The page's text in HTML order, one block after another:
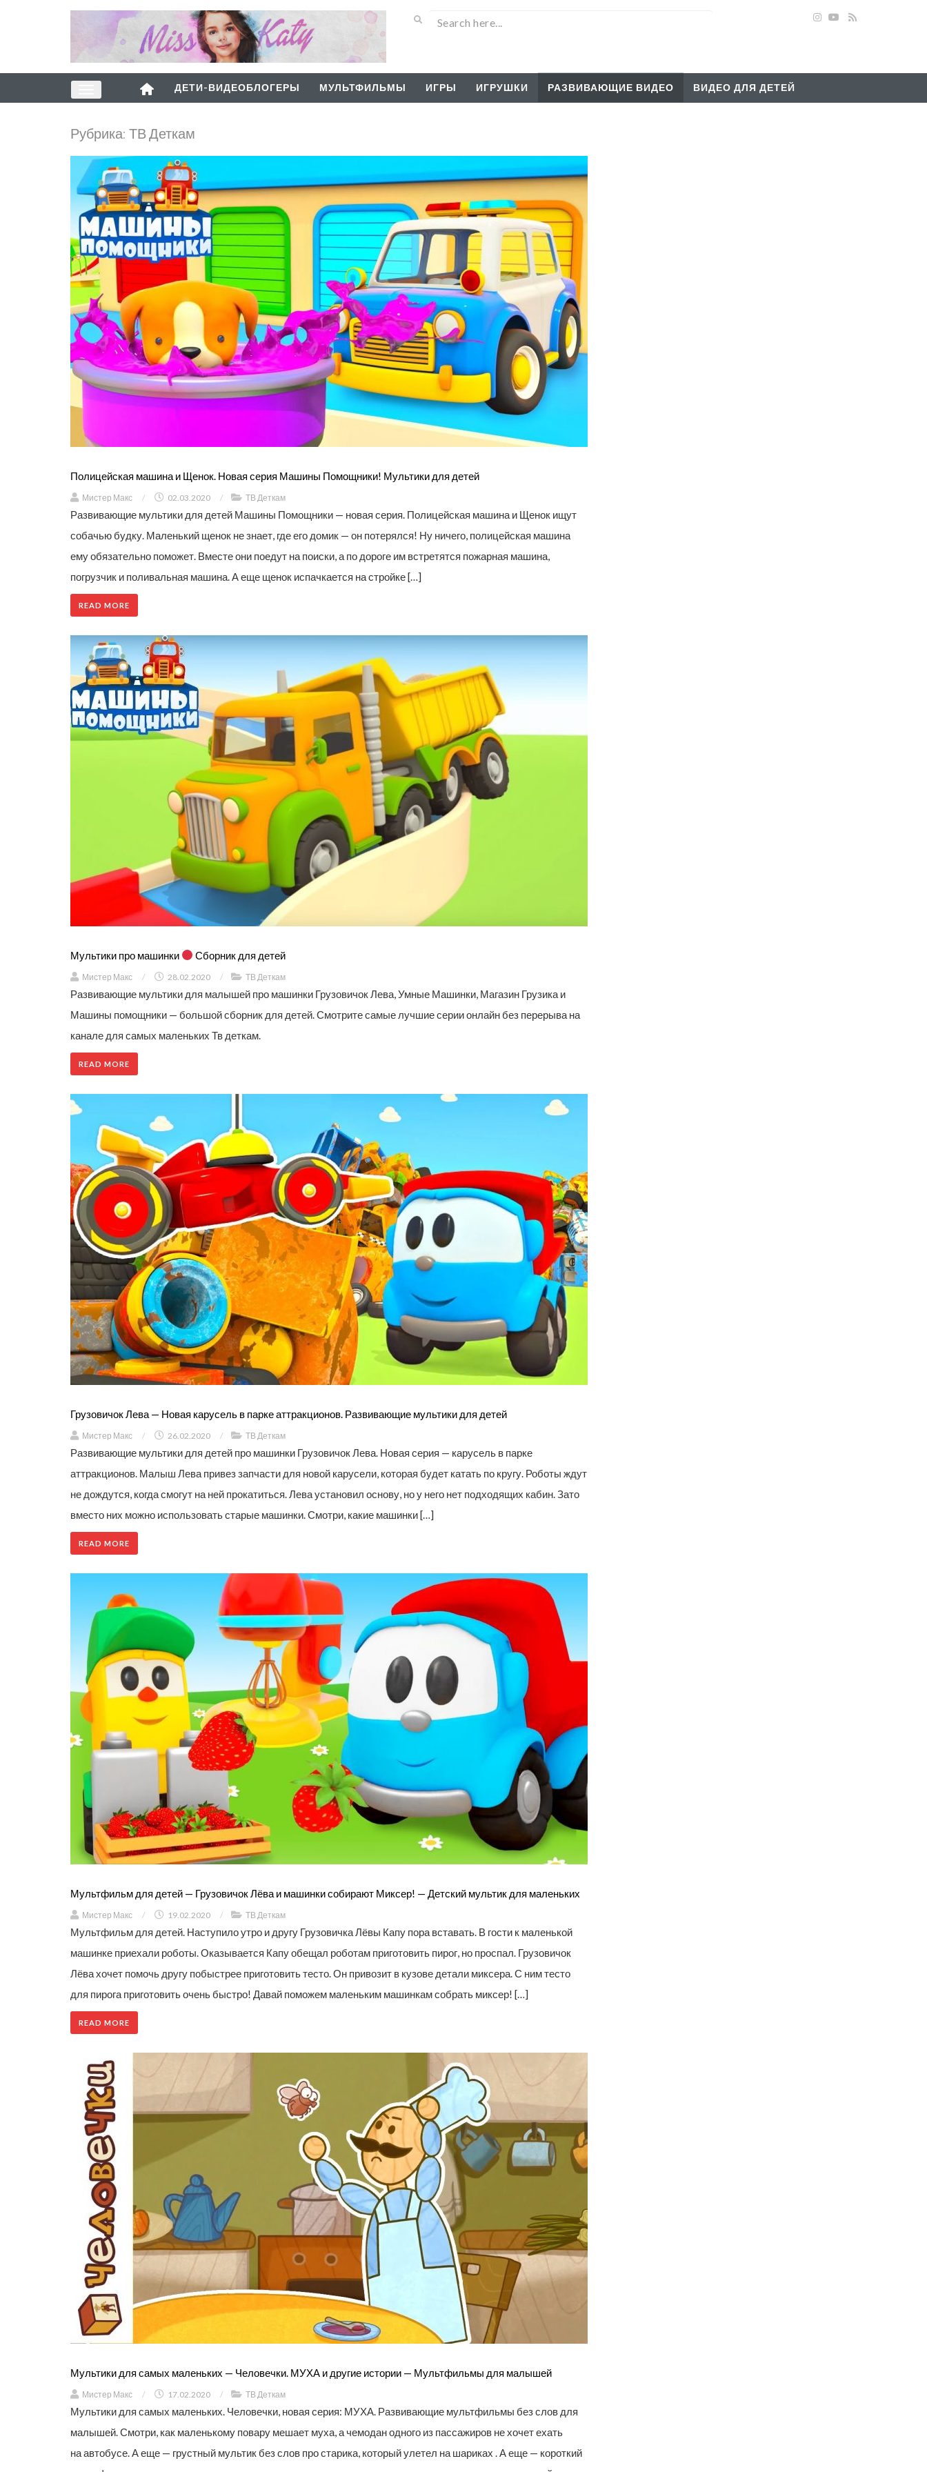
ДЕТИ-ВИДЕОБЛОГЕРЫ МУЛЬТФИЛЬМЫ ИГРЫ ИГРУШКИ РАЗВИВАЮЩИЕ ВИДЕО ВИДЕО ДЛЯ ДЕТЕЙ
Рубрика: ТВ Деткам
Полицейская машина и Щенок. Новая серия Машины Помощники! Мультики для детей
Мистер Макс / 02.03.2020 / ТВ Деткам
Развивающие мультики для детей Машины Помощники — новая серия. Полицейская машина и Щенок ищут
собачью будку. Маленький щенок не знает, где его домик — он потерялся! Ну ничего, полицейская машина
ему обязательно поможет. Вместе они поедут на поиски, а по дороге им встретятся пожарная машина,
погрузчик и поливальная машина. А еще щенок испачкается на стройке […]
READ MORE
Мультики про машинки Сборник для детей
Мистер Макс / 28.02.2020 / ТВ Деткам
Развивающие мультики для малышей про машинки Грузовичок Лева, Умные Машинки, Магазин Грузика и
Машины помощники — большой сборник для детей. Смотрите самые лучшие серии онлайн без перерыва на
канале для самых маленьких Тв деткам.
READ MORE
Грузовичок Лева — Новая карусель в парке аттракционов. Развивающие мультики для детей
Мистер Макс / 26.02.2020 / ТВ Деткам
Развивающие мультики для детей про машинки Грузовичок Лева. Новая серия — карусель в парке
аттракционов. Малыш Лева привез запчасти для новой карусели, которая будет катать по кругу. Роботы ждут
не дождутся, когда смогут на ней прокатиться. Лева установил основу, но у него нет подходящих кабин. Зато
вместо них можно использовать старые машинки. Смотри, какие машинки […]
READ MORE
Мультфильм для детей — Грузовичок Лёва и машинки собирают Миксер! — Детский мультик для маленьких
Мистер Макс / 19.02.2020 / ТВ Деткам
Мультфильм для детей. Наступило утро и другу Грузовичка Лёвы Капу пора вставать. В гости к маленькой
машинке приехали роботы. Оказывается Капу обещал роботам приготовить пирог, но проспал. Грузовичок
Лёва хочет помочь другу побыстрее приготовить тесто. Он привозит в кузове детали миксера. С ним тесто
для пирога приготовить очень быстро! Давай поможем маленьким машинкам собрать миксер! […]
READ MORE
Мультики для самых маленьких — Человечки. МУХА и другие истории — Мультфильмы для малышей
Мистер Макс / 17.02.2020 / ТВ Деткам
Мультики для самых маленьких. Человечки, новая серия: МУХА. Развивающие мультфильмы без слов для
малышей. Смотри, как маленькому повару мешает муха, а чемодан одного из пассажиров не хочет ехать
на автобусе. А еще — грустный мультик без слов про старика, который улетел на шариках . А еще — короткий